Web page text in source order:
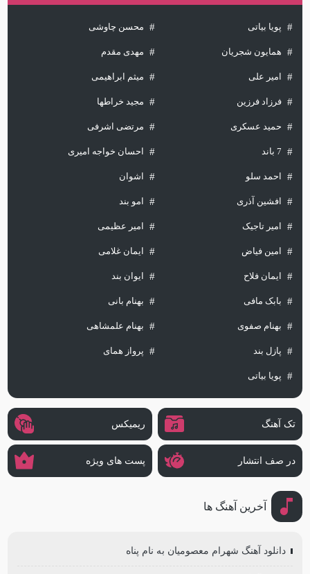
پویا بیاتی محسن چاوشی
همایون شجریان مهدی مقدم
امیر علی میثم ابراهیمی
فرزاد فرزین مجید خراطها
حمید عسکری مرتضی اشرفی
7 باند احسان خواجه امیری
احمد سلو اشوان
افشین آذری امو بند
امیر تاجیک امیر عظیمی
امین فیاض ایمان غلامی
ایمان فلاح ایوان بند
بابک مافی بهنام بانی
بهنام صفوی بهنام علمشاهی
پازل بند پرواز همای
پویا بیاتی
تک آهنگ ریمیکس
در صف انتشار پست های ویژه
آخرین آهنگ ها
دانلود آهنگ شهرام معصومیان به نام پناه